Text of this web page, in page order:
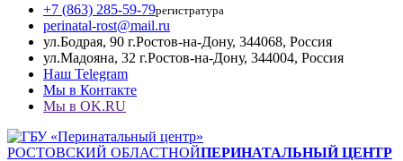
+7 (863) 285-59-79регистратура
perinatal-rost@mail.ru
ул.Бодрая, 90 г.Ростов-на-Дону, 344068, Россия
ул.Мадояна, 32 г.Ростов-на-Дону, 344004, Россия
Наш Telegram
Мы в Контакте
Мы в OK.RU
РОСТОВСКИЙ ОБЛАСТНОЙПЕРИНАТАЛЬНЫЙ ЦЕНТР